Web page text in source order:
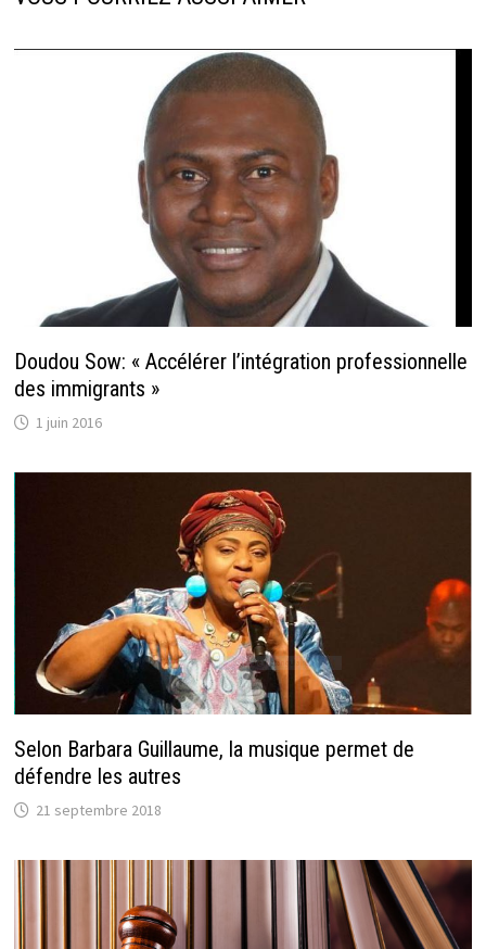
Doudou Sow: « Accélérer l’intégration professionnelle
des immigrants »
1 juin 2016
Selon Barbara Guillaume, la musique permet de
défendre les autres
21 septembre 2018